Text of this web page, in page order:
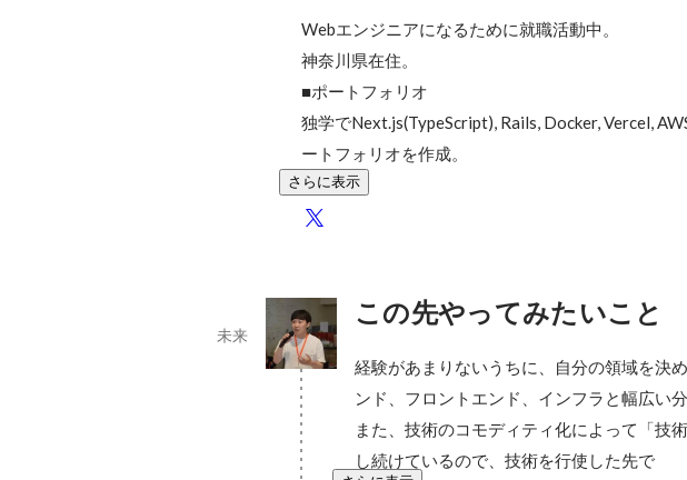
Webエンジニアになるために就職活動中。
神奈川県在住。
■ポートフォリオ
独学でNext.js(TypeScript), Rails, Docker, Vercel,
ートフォリオを作成。
さらに表示
この先やってみたいこと
未来
経験があまりないうちに、自分の領域を決
ンド、フロントエンド、インフラと幅広い
また、技術のコモディティ化によって「技
し続けているので、技術を行使した先で